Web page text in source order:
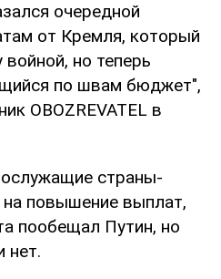
очередной
от Кремля, который
войной, но теперь
по швам бюджет",
OBOZREVATEL в
страны-
на повышение выплат,
пообещал Путин, но
нет.